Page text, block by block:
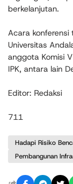
berkelanjutan.
Acara
Universitas
anggota Komisi
IPK, antara lain
Editor: Redaksi
711
Hadapi Risiko
Pembangunan